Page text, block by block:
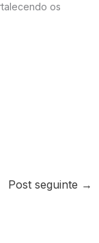
os
Post seguinte →